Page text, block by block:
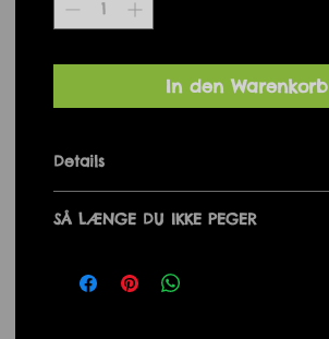
In den Warenkorb
Details
SÅ LÆNGE DU IKKE PEGER